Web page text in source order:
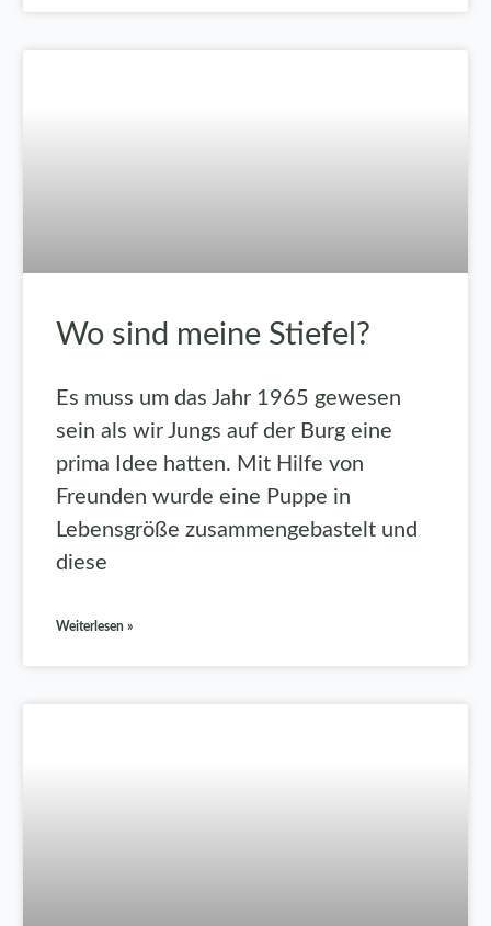
Wo sind meine Stiefel?
Es muss um das Jahr 1965 gewesen
sein als wir Jungs auf der Burg eine
prima Idee hatten. Mit Hilfe von
Freunden wurde eine Puppe in
Lebensgröße zusammengebastelt und
diese
Weiterlesen »